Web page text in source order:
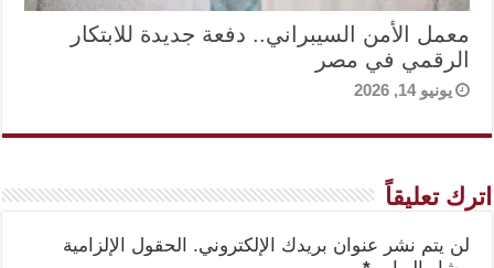
معمل الأمن السيبراني.. دفعة جديدة للابتكار
الرقمي في مصر
يونيو 14, 2026
اترك تعليقاً
لن يتم نشر عنوان بريدك الإلكتروني.
الحقول الإلزامية